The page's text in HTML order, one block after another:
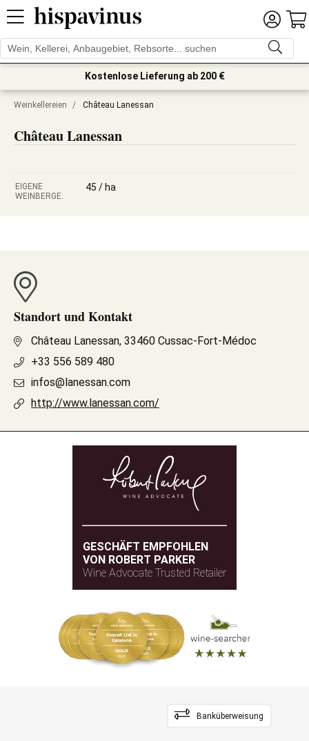
Kostenlose Lieferung ab 200 €
Weinkellereien / Château Lanessan
Château Lanessan
EIGENE
WEINBERGE:
45 / ha
Standort und Kontakt
Château Lanessan, 33460 Cussac-Fort-Médoc
+33 556 589 480
infos@lanessan.com
http://www.lanessan.com/
GESCHÄFT EMPFOHLEN
VON ROBERT PARKER
Wine Advocate Trusted Retailer
Banküberweisung